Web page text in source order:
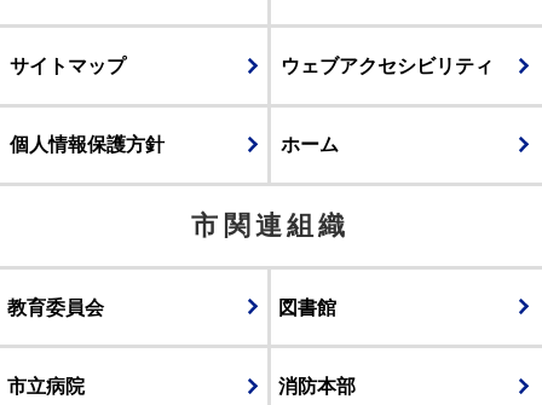
サイトマップ ウェブアクセシビリティ
個人情報保護方針 ホーム
市関連組織
教育委員会 図書館
市立病院 消防本部